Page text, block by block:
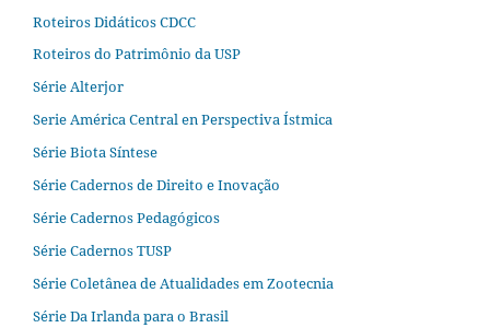
Roteiros Didáticos CDCC
Roteiros do Patrimônio da USP
Série Alterjor
Serie América Central en Perspectiva Ístmica
Série Biota Síntese
Série Cadernos de Direito e Inovação
Série Cadernos Pedagógicos
Série Cadernos TUSP
Série Coletânea de Atualidades em Zootecnia
Série Da Irlanda para o Brasil